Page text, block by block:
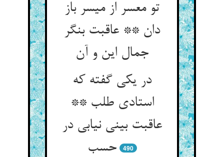
تو معسر از میسر باز
دان ** عاقبت بنگر
در یکی گفته که
استادی طلب **
عاقبت بینی نیابی در
حسب‌‌
490